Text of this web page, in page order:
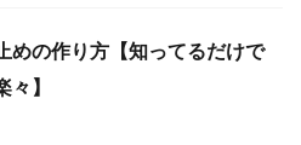
めの作り方【知ってるだけで
】